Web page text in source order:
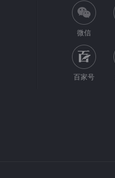
微信
百家号